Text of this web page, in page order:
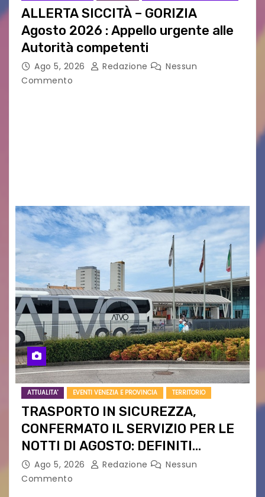
ALLERTA SICCITÀ – GORIZIA
Agosto 2026 : Appello urgente alle
Autorità competenti
Ago 5, 2026 Redazione
Nessun
Commento
ATTUALITA' EVENTI VENEZIA E PROVINCIA TERRITORIO
TRASPORTO IN SICUREZZA,
CONFERMATO IL SERVIZIO PER LE
NOTTI DI AGOSTO: DEFINITI
PERCORSI, FERMATE E ORARIO
Ago 5, 2026 Redazione
Nessun
Commento